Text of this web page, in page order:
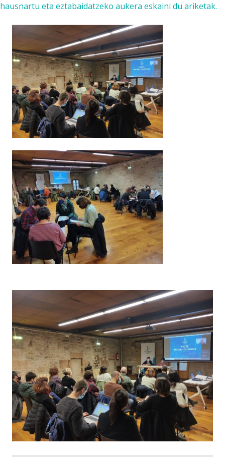
hausnartu eta eztabaidatzeko aukera eskaini du ariketak.